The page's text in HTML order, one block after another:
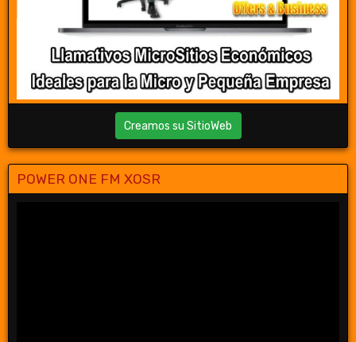
Creamos su SitioWeb
POWER ONE FM XOSR